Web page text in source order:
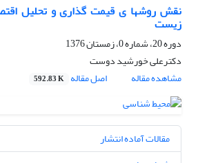
نقش روشها ی قیمت گذاری و تحلیل
زیست
دوره 20، شماره 0، زمستان 1376
دکترعلی خورشید دوست
مشاهده مقاله
اصل مقاله 592.83 K
مقالات آماده انتشار